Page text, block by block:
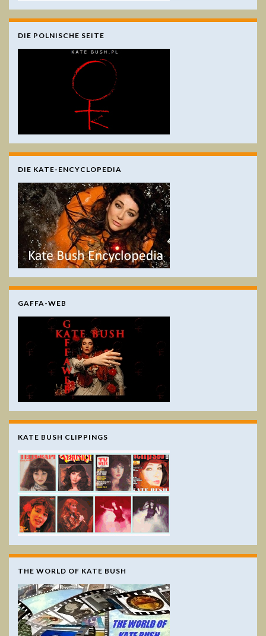
DIE POLNISCHE SEITE
DIE KATE-ENCYCLOPEDIA
GAFFA-WEB
KATE BUSH CLIPPINGS
THE WORLD OF KATE BUSH